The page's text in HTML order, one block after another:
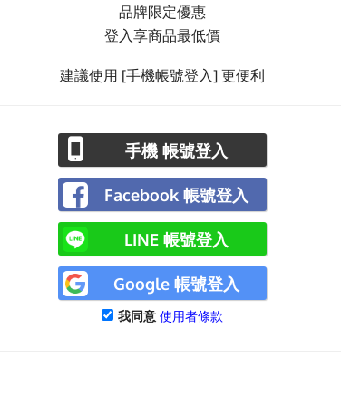
品牌限定優惠
登入享商品最低價
建議使用 [手機帳號登入] 更便利
手機 帳號登入
Facebook 帳號登入
LINE 帳號登入
Google 帳號登入
我同意 使用者條款